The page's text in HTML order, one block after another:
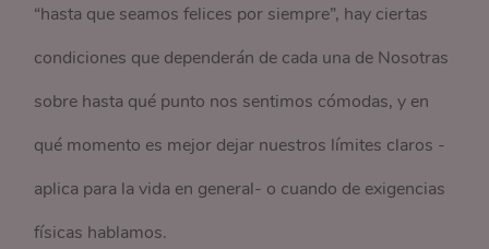
“hasta que seamos felices por siempre”, hay ciertas
condiciones que dependerán de cada una de Nosotras
sobre hasta qué punto nos sentimos cómodas, y en
qué momento es mejor dejar nuestros límites claros -
aplica para la vida en general- o cuando de exigencias
físicas hablamos.